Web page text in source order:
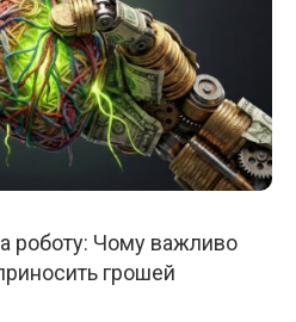
роботу: Чому важливо
грошей